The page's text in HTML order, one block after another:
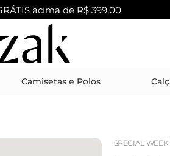
acima de R$ 399,00
Camisetas e Polos
SPECIAL WEEK